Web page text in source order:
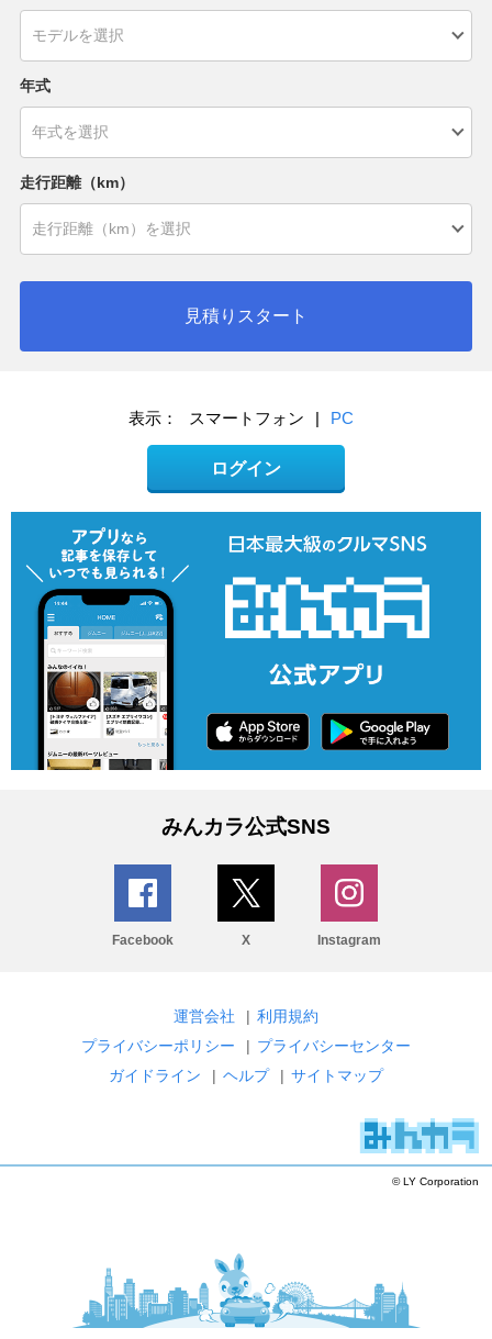
年式
走行距離（km）
見積りスタート
表示： スマートフォン | PC
ログイン
みんカラ公式SNS
Facebook X Instagram
運営会社 | 利用規約
プライバシーポリシー
| プライバシーセンター
ガイドライン
| ヘルプ | サイトマップ
© LY Corporation